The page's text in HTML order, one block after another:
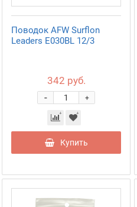
Поводок AFW Surflon
Leaders E030BL 12/3
342 руб.
+
-
Купить